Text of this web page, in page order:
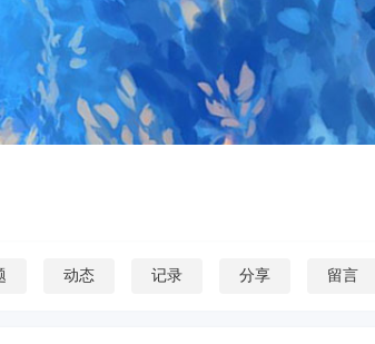
动态 记录 分享 留言